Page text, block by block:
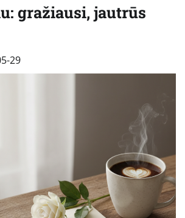
gražiausi, jautrūs
29